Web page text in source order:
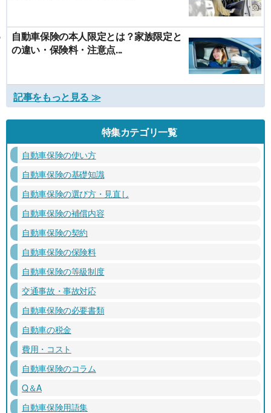
自動車保険の本人限定とは？家族限定と
の違い・保険料・注意点...
記事をもっと見る ≫
特集カテゴリ一覧
自動車保険の使い方
自動車保険の基礎知識
自動車保険の選び方・見直し
自動車保険の補償内容
自動車保険の契約
自動車保険の保険料
自動車保険の等級制度
交通事故・事故対応
自動車保険の必要書類
自動車の税金
費用・コスト
自動車保険のコラム
Q＆A
自動車保険用語集